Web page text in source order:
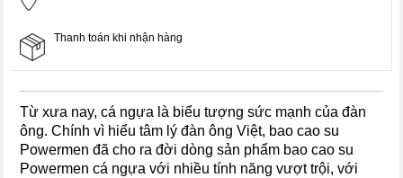
Thanh toán khi nhận hàng
Từ xưa nay, cá ngựa là biểu tượng sức mạnh của đàn
ông. Chính vì hiểu tâm lý đàn ông Việt, bao cao su
Powermen đã cho ra đời dòng sản phẩm bao cao su
Powermen cá ngựa với nhiều tính năng vượt trội, với